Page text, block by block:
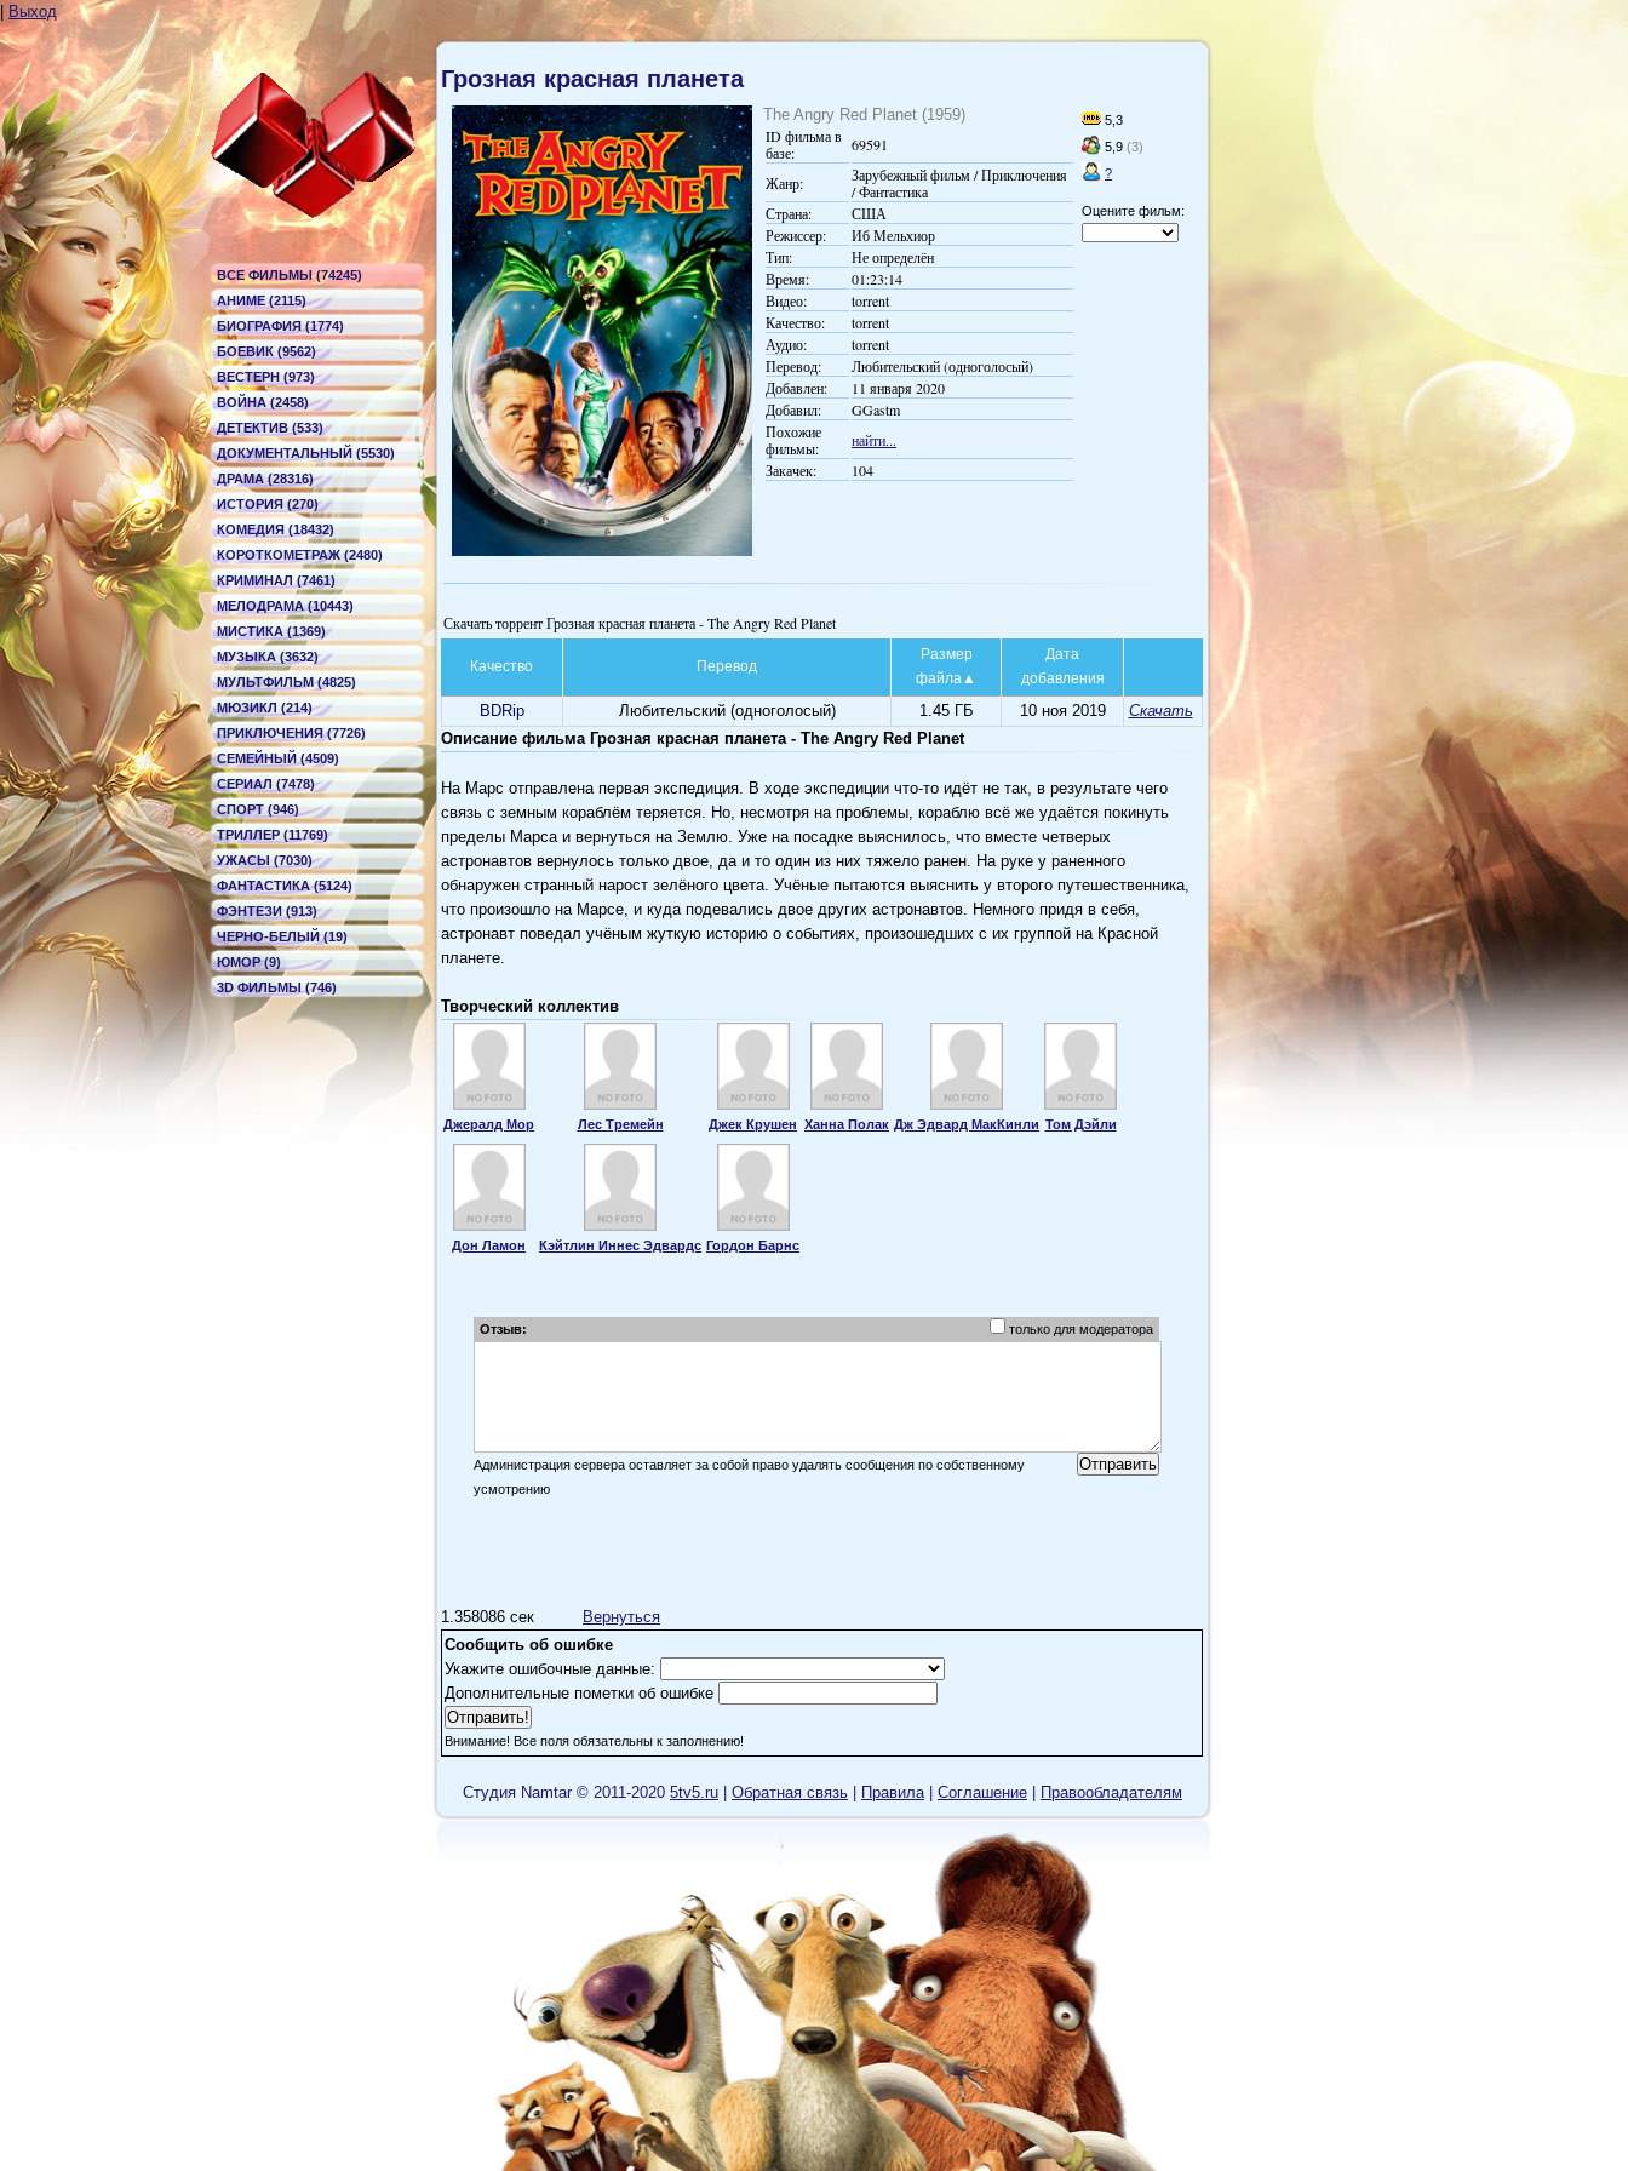
Выход
ВСЕ ФИЛЬМЫ (74245)
АНИМЕ (2115)
БИОГРАФИЯ (1774)
БОЕВИК (9562)
ВЕСТЕРН (973)
ВОЙНА (2458)
ДЕТЕКТИВ (533)
ДОКУМЕНТАЛЬНЫЙ (5530)
ДРАМА (28316)
ИСТОРИЯ (270)
КОМЕДИЯ (18432)
КОРОТКОМЕТРАЖ (2480)
КРИМИНАЛ (7461)
МЕЛОДРАМА (10443)
МИСТИКА (1369)
МУЗЫКА (3632)
МУЛЬТФИЛЬМ (4825)
МЮЗИКЛ (214)
ПРИКЛЮЧЕНИЯ (7726)
СЕМЕЙНЫЙ (4509)
СЕРИАЛ (7478)
СПОРТ (946)
ТРИЛЛЕР (11769)
УЖАСЫ (7030)
ФАНТАСТИКА (5124)
ФЭНТЕЗИ (913)
ЧЕРНО-БЕЛЫЙ (19)
ЮМОР (9)
3D ФИЛЬМЫ (746)
Грозная красная планета
5,3
5,9 (3)
?
Оцените фильм:
The Angry Red Planet (1959)
ID фильма в
базе:
69591
Жанр:
Зарубежный фильм / Приключения
/ Фантастика
Страна:
США
Режиссер:
Иб Мельхиор
Тип:
Не определён
Время:
01:23:14
Видео:
torrent
Качество:
torrent
Аудио:
torrent
Перевод:
Любительский (одноголосый)
Добавлен:
11 января 2020
Добавил:
GGastm
Похожие
фильмы:
найти...
Закачек:
104
Скачать торрент Грозная красная планета - The Angry Red Planet
Качество Перевод
Размер
файла
Дата
добавления
BDRip Любительский (одноголосый) 1.45 ГБ 10 ноя 2019
Скачать
Описание фильма Грозная красная планета - The Angry Red Planet
На Марс отправлена первая экспедиция. В ходе экспедиции что-то идёт не так, в результате чего
связь с земным кораблём теряется. Но, несмотря на проблемы, кораблю всё же удаётся покинуть
пределы Марса и вернуться на Землю. Уже на посадке выяснилось, что вместе четверых
астронавтов вернулось только двое, да и то один из них тяжело ранен. На руке у раненного
обнаружен странный нарост зелёного цвета. Учёные пытаются выяснить у второго путешественника,
что произошло на Марсе, и куда подевались двое других астронавтов. Немного придя в себя,
астронавт поведал учёным жуткую историю о событиях, произошедших с их группой на Красной
планете.
Творческий коллектив
Джералд Мор Лес Тремейн Джек Крушен Ханна Полак Дж Эдвард МакКинли Том Дэйли
Дон Ламон Кэйтлин Иннес Эдвардс Гордон Барнс
Отзыв: только для модератора
Администрация сервера оставляет за собой право удалять сообщения по собственному
усмотрению
1.358086 сек
Вернуться
Сообщить об ошибке
Укажите ошибочные данные:
Дополнительные пометки об ошибке
Внимание! Все поля обязательны к заполнению!
Cтудия Namtar © 2011-2020 5tv5.ru Обратная связь Правила| Cоглашение Правообладателям